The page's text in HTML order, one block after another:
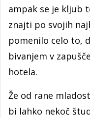
ampak se je kljub
znajti po svojih
pomenilo celo to,
bivanjem v
hotela.
Že od rane
bi lahko nekoč